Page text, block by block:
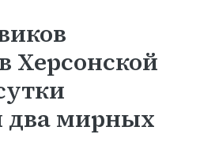
Херсонской
два мирных